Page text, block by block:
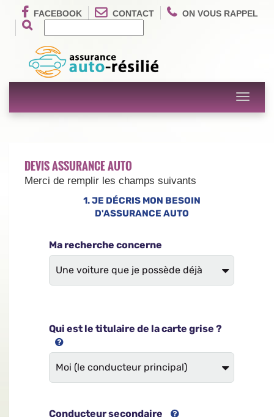
FACEBOOK CONTACT ON VOUS RAPPEL
Toggle
DEVIS ASSURANCE AUTO
Merci de remplir les champs suivants